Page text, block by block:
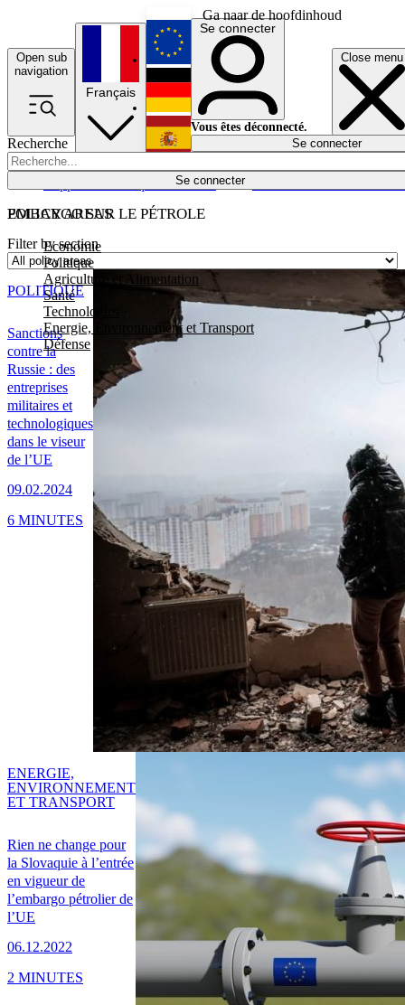
Ga naar de hoofdinhoud
Open sub
navigation
Close menu
Recherche
Se connecter
POLICY AREAS
Economie
Politique
Agriculture et Alimentation
Santé
Technologies
Energie, Environnement et Transport
Défense
Économie
Français
English
Deutsch
Español
Se connecter
Vous êtes déconnecté.
Se connecter
EMBARGO SUR LE PÉTROLE
Filter by section
Sanctions
contre la
Russie : des
entreprises
militaires et
technologiques
dans le viseur
de l’UE
09.02.2024
POLITIQUE
6 MINUTES
Rien ne change pour
la Slovaquie à l’entrée
en vigueur de
l’embargo pétrolier de
l’UE
06.12.2022
ENERGIE,
ENVIRONNEMENT
ET TRANSPORT
2 MINUTES